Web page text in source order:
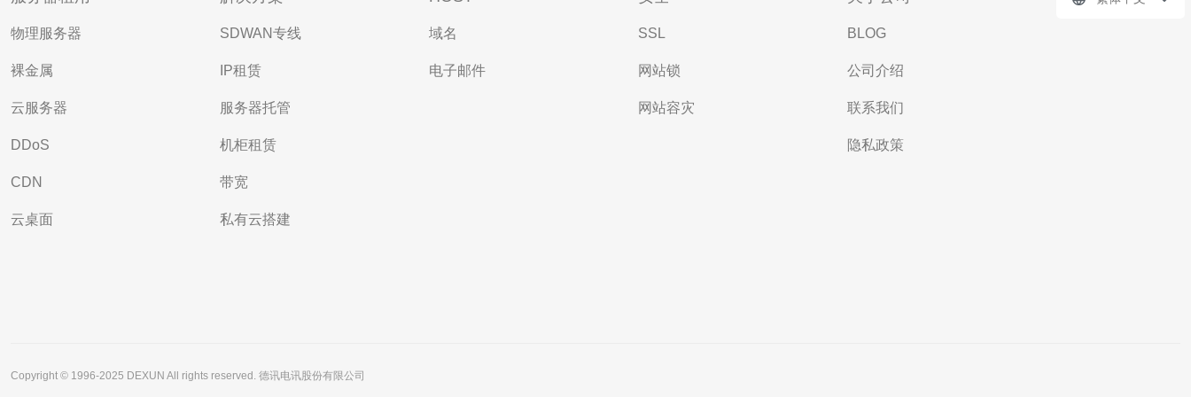
物理服务器
裸金属
云服务器
DDoS
CDN
云桌面
SDWAN专线
IP租赁
服务器托管
机柜租赁
带宽
私有云搭建
域名
电子邮件
SSL
网站锁
网站容灾
BLOG
公司介绍
联系我们
隐私政策
Copyright © 1996-2025 DEXUN All rights reserved. 德讯电讯股份有限公司